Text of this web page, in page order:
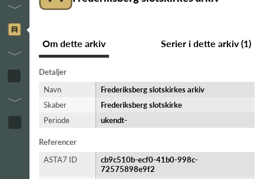
Om dette arkiv Serier i dette arkiv (1)
Detaljer
Navn
Frederiksberg slotskirkes arkiv
Skaber
Frederiksberg slotskirke
Periode
ukendt-​
Referencer
ASTA7 ID
cb9c510b-ecf0-41b0-998c-
72575898e9f2